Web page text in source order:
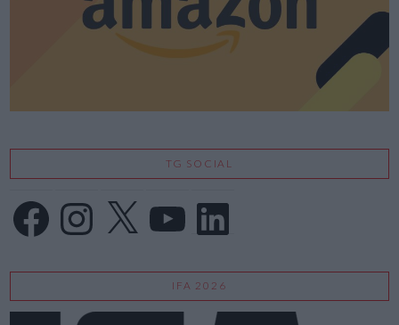
TG SOCIAL
FacebookInstagram
X LinkedIn
IFA 2026